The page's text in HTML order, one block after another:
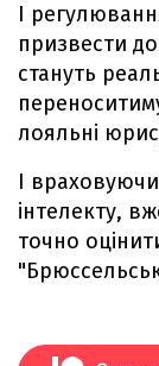
І
призвести
стануть
лояльні
І
інтелекту,
точно